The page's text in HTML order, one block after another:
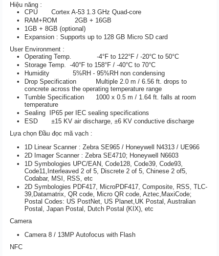
Hiệu năng :
CPU Cortex A-53 1.3 GHz Quad-core
RAM+ROM 2GB + 16GB
1GB + 8GB (optional)
Expansion : Supports up to 128 GB Micro SD card
User Environment :
Operating Temp. -4°F to 122°F / -20°C to 50°C
Storage Temp. -40°F to 158°F / -40°C to 70°C
Humidity 5%RH - 95%RH non condensing
Drop Specification Multiple 2.0 m / 6.56 ft. drops to
concrete across the operating temperature range
Tumble Specification 1000 x 0.5 m / 1.64 ft. falls at room
temperature
Sealing IP65 per IEC sealing specifications
ESD ±15 KV air discharge, ±6 KV conductive discharge
Lựa chọn Đầu đọc mã vạch :
1D Linear Scanner : Zebra SE965 / Honeywell N4313 / UE966
2D Imager Scanner : Zebra SE4710; Honeywell N6603
1D Symbologies UPC/EAN, Code128, Code39, Code93,
Code11,Interleaved 2 of 5, Discrete 2 of 5, Chinese 2 of5,
Codabar, MSI, RSS, etc
2D Symbologies PDF417, MicroPDF417, Composite, RSS, TLC-
39,Datamatrix, QR code, Micro QR code, Aztec,MaxiCode;
Postal Codes: US PostNet, US Planet,UK Postal, Australian
Postal, Japan Postal, Dutch Postal (KIX), etc
Camera
Camera 8 / 13MP Autofocus with Flash
NFC